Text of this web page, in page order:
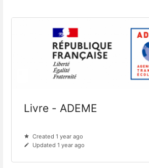
Livre - ADEME
Created 1 year ago
Updated 1 year ago